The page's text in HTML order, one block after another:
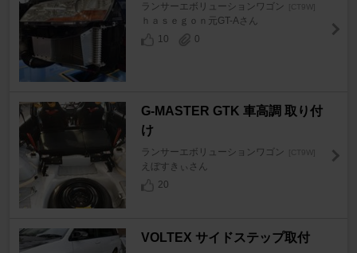
ランサーエボリューションワゴン [CT9W]
ｈａｓｅｇｏｎ元GT-Aさん
10
0
G-MASTER GTK 車高調 取り付
け
ランサーエボリューションワゴン [CT9W]
えぼすきぃさん
20
VOLTEX サイドステップ取付